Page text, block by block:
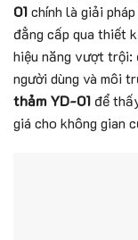
01chính là giải
đẳng cấp qua thiết
hiệu năng vượt trội:
người dùng và môi
thảm YD-01 để
giá cho không gian